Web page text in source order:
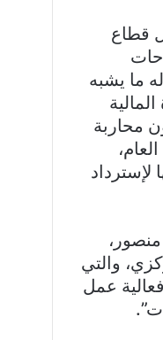
قطاع
ما يشبه
محاربة
والتي
عمل